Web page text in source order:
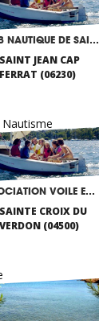
CLUB NAUTIQUE DE SAINT JEAN CAP FERRAT
SAINT JEAN CAP
FERRAT (06230)
Nautisme
ASSOCIATION VOILE ET NAUTISME 04
SAINTE CROIX DU
VERDON (04500)